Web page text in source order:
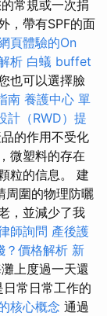
常規或一次捐
，帶有SPF的面
頁體驗的On
析 白蟻 buffet
也可以選擇臉
南 養護中心 單
計（RWD）提
的作用不受化
微塑料的存在
粒的信息。 建
周圍的物理防曬
，並減少了我
師詢問 產後護
？價格解析 新
上度過一天還
常日常工作的
核心概念 通過